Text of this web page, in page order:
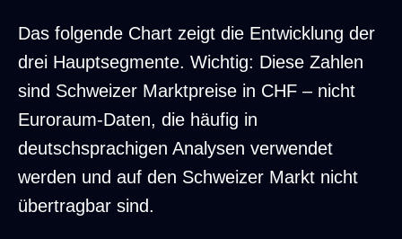
Das folgende Chart zeigt die Entwicklung der
drei Hauptsegmente. Wichtig: Diese Zahlen
sind Schweizer Marktpreise in CHF – nicht
Euroraum-Daten, die häufig in
deutschsprachigen Analysen verwendet
werden und auf den Schweizer Markt nicht
übertragbar sind.